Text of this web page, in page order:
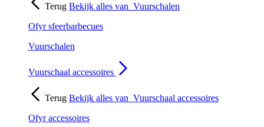
Terug Bekijk alles van Vuurschalen
Ofyr sfeerbarbecues
Vuurschalen
Vuurschaal accessoires
Terug Bekijk alles van Vuurschaal accessoires
Ofyr accessoires